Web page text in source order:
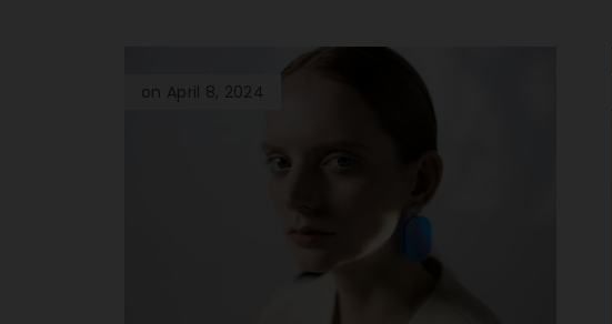
on April 8, 2024